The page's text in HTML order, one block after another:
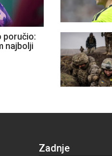
poručio:
najbolji
Zadnje